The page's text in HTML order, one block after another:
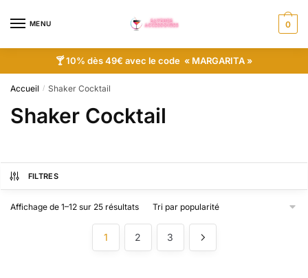
MENU 0
🍸 10% dès 49€ avec le code « MARGARITA »
Accueil / Shaker Cocktail
Shaker Cocktail
FILTRES
Affichage de 1–12 sur 25 résultats
1 2 3